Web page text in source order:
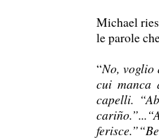
Michael
le parole
“No, voglio
cui manca
capelli.